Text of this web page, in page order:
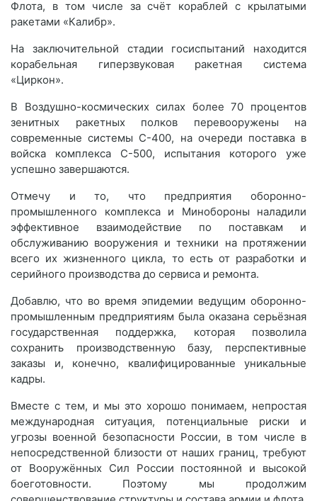
Флота, в том числе за счёт кораблей с крылатыми
ракетами «Калибр».
На заключительной стадии госиспытаний находится
корабельная гиперзвуковая ракетная система
«Циркон».
В Воздушно-космических силах более 70 процентов
зенитных ракетных полков перевооружены на
современные системы С-400, на очереди поставка в
войска комплекса С-500, испытания которого уже
успешно завершаются.
Отмечу и то, что предприятия оборонно-
промышленного комплекса и Минобороны наладили
эффективное взаимодействие по поставкам и
обслуживанию вооружения и техники на протяжении
всего их жизненного цикла, то есть от разработки и
серийного производства до сервиса и ремонта.
Добавлю, что во время эпидемии ведущим оборонно-
промышленным предприятиям была оказана серьёзная
государственная поддержка, которая позволила
сохранить производственную базу, перспективные
заказы и, конечно, квалифицированные уникальные
кадры.
Вместе с тем, и мы это хорошо понимаем, непростая
международная ситуация, потенциальные риски и
угрозы военной безопасности России, в том числе в
непосредственной близости от наших границ, требуют
от Вооружённых Сил России постоянной и высокой
боеготовности. Поэтому мы продолжим